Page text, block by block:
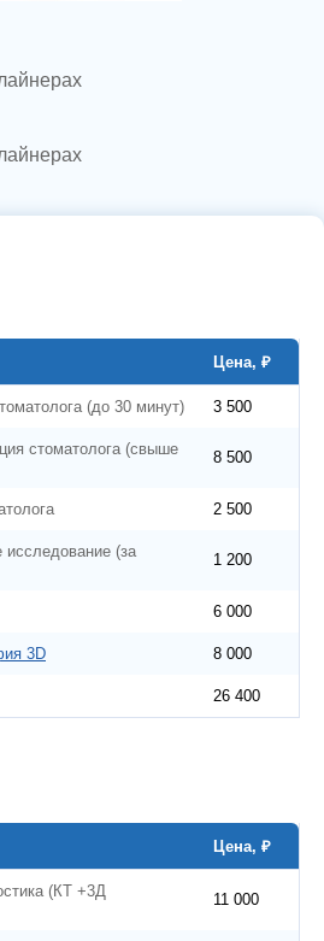
Цена, ₽
(до 30 минут) 3 500
стоматолога (свыше
8 500
2 500
исследование (за
1 200
6 000
3D 8 000
26 400
Цена, ₽
(КТ +3Д
11 000